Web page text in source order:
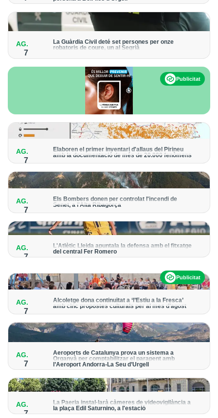
forma progressiva
AG.
7
La Guàrdia Civil deté set persones per onze
robatoris de coure, un al Segrià
Publicitat
AG.
7
Elaboren el primer inventari d'allaus del Pirineu
amb la documentació de més de 20.000 fenòmens
Obra de l'Institut Cartogràfic i Geològic de Catalunya, amb
AG.
7
Els Bombers donen per controlat l'incendi de
Senet, a l'Alta Ribagorça
El cos manté la vigilància de la zona amb drons i mitjans aeris
AG.
7
L'Atlètic Lleida apuntala la defensa amb el fitxatge
del central Fer Romero
Publicitat
AG.
7
Alcoletge dona continuïtat a ‘l’Estiu a la Fresca’
amb cinc propostes culturals per al mes d’agost
Un dels grans protagonistes de la programació serà
AG.
7
Aeroports de Catalunya prova un sistema a
Organyà per comptabilitzar el parapent amb
l’Aeroport Andorra-La Seu d’Urgell
mòbil per donar pas als avions amb vols instrumentals
AG.
7
La Paeria instal·larà càmeres de videovigilància a
la plaça Edil Saturnino, a l'estació